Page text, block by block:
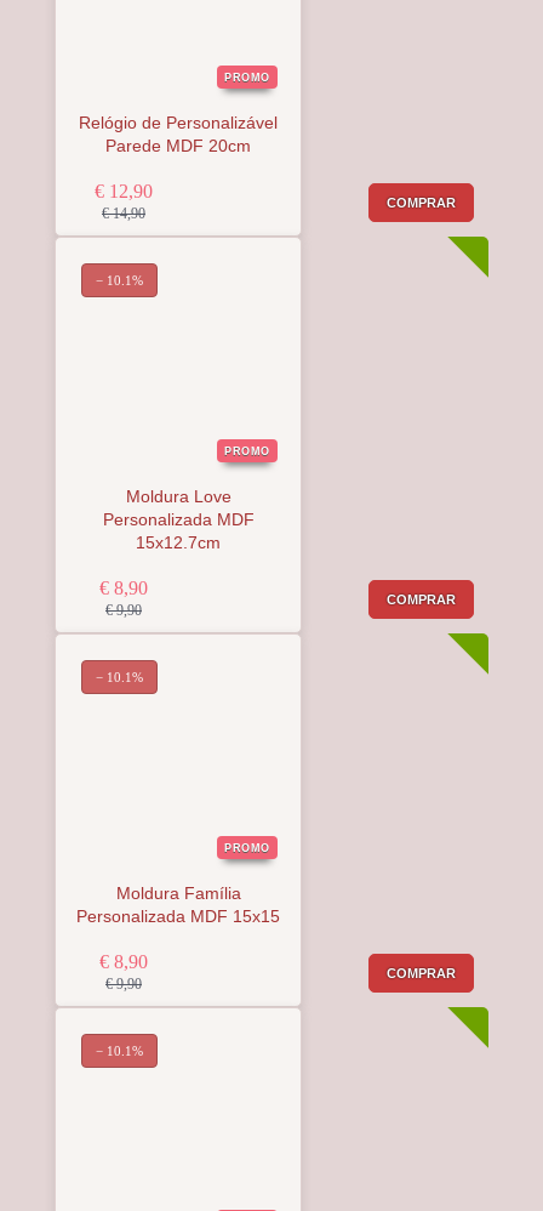
PROMO
Relógio de Personalizável
Parede MDF 20cm
€ 12,90
€ 14,90
COMPRAR
PROMO
Moldura Love
Personalizada MDF
15x12.7cm
€ 8,90
€ 9,90
COMPRAR
− 10.1%
PROMO
Moldura Família
Personalizada MDF 15x15
€ 8,90
€ 9,90
COMPRAR
− 10.1%
− 10.1%